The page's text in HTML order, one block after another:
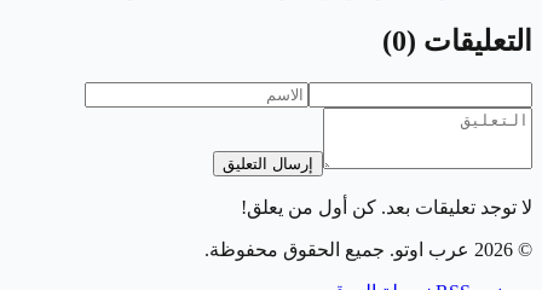
التعليقات (
0
)
إرسال التعليق
لا توجد تعليقات بعد. كن أول من يعلق!
©
2026 عرب اوتو. جميع الحقوق محفوظة.